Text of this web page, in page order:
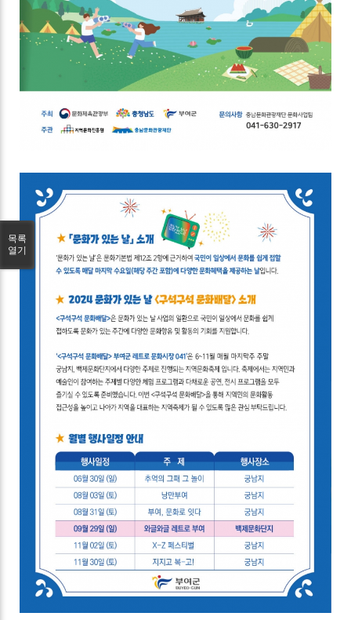
목록
열기